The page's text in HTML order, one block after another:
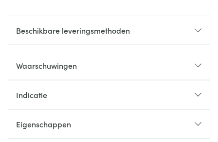
Beschikbare leveringsmethoden
Waarschuwingen
Indicatie
Eigenschappen